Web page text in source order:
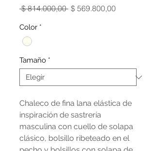
$ 814.000,00 Precio
$ 569.800,00Precio
Color *
Tamaño *
Chaleco de fina lana elástica de
inspiración de sastrería
masculina con cuello de solapa
clásico, bolsillo ribeteado en el